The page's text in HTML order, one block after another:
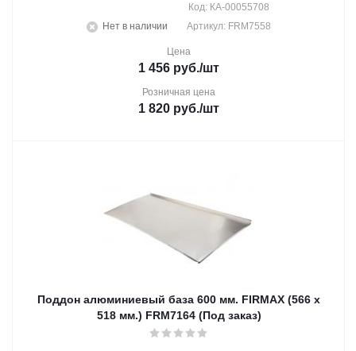
Нет в наличии
Код: КА-00055708
Артикул: FRM7558
Цена
1 456 руб./шт
Розничная цена
1 820 руб./шт
Поддон алюминиевый база 600 мм. FIRMAX (566 x
518 мм.) FRM7164 (Под заказ)